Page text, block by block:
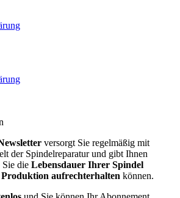
versorgt Sie regelmäßig mit
der Spindelreparatur und gibt Ihnen
Sie die Lebensdauer Ihrer Spindel
Produktion aufrechterhalten können.